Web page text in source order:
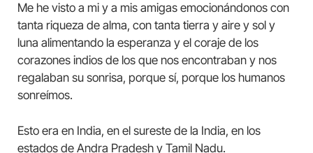
Me he visto a mi y a mis amigas emocionándonos con
tanta riqueza de alma, con tanta tierra y aire y sol y
luna alimentando la esperanza y el coraje de los
corazones indios de los que nos encontraban y nos
regalaban su sonrisa, porque sí, porque los humanos
sonreímos.
Esto era en India, en el sureste de la India, en los
estados de Andra Pradesh y Tamil Nadu.